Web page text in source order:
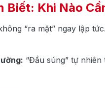
Biết: Khi Nào
“ra mặt” ngay lập
“Đầu súng” tự